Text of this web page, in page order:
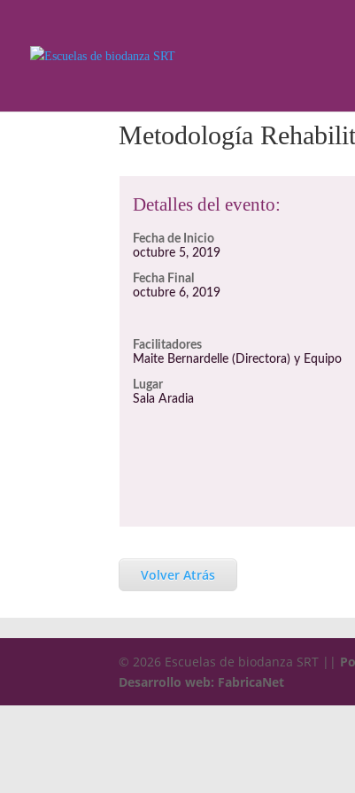
Metodología
Detalles del evento:
Fecha de Inicio
octubre 5, 2019
Fecha Final
octubre 6, 2019
Facilitadores
Maite Bernardelle (Directora) y Equipo
Lugar
Sala Aradia
Volver Atrás
© 2026 Escuelas de biodanza SRT ||
Desarrollo web: FabricaNet